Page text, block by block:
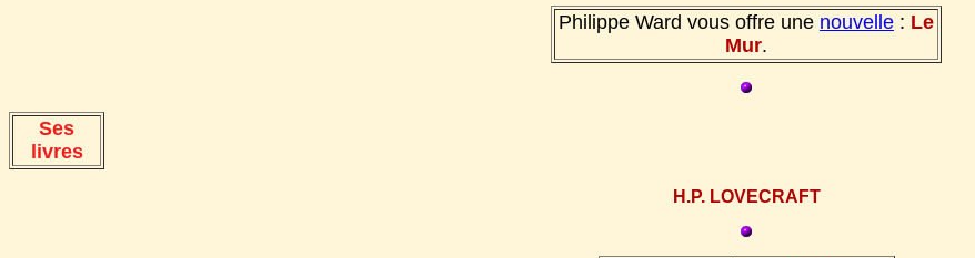
Philippe Ward vous offre une nouvelle : Le
Mur.
Ses
livres
H.P. LOVECRAFT